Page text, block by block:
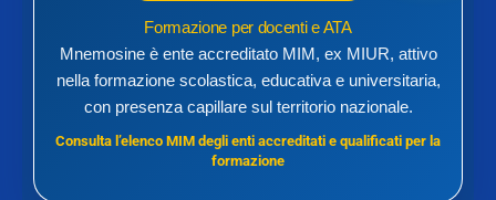
Formazione per docenti e ATA
Mnemosine è ente accreditato MIM, ex MIUR, attivo
nella formazione scolastica, educativa e universitaria,
con presenza capillare sul territorio nazionale.
Consulta l’elenco MIM degli enti accreditati e qualificati per la
formazione